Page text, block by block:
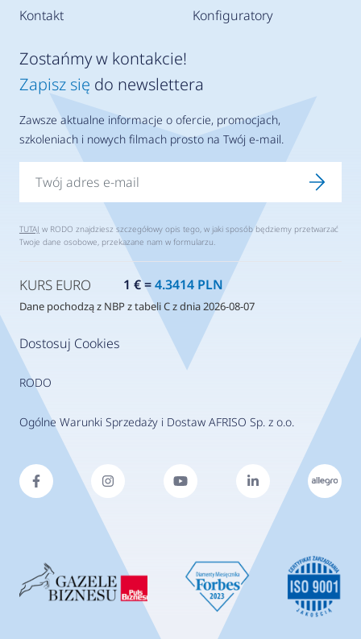
Kontakt Konfiguratory
Dostosuj Cookies
RODO
Ogólne Warunki Sprzedaży i Dostaw AFRISO Sp. z o.o.
Zostańmy w kontakcie!
Zapisz się do newslettera
Zawsze aktualne informacje o ofercie, promocjach,
szkoleniach i nowych filmach prosto na Twój e-mail.
TUTAJ w RODO znajdziesz szczegółowy opis tego, w jaki sposób będziemy przetwarzać
Twoje dane osobowe, przekazane nam w formularzu.
KURS EURO 1 € =4.3414 PLN
Dane pochodzą z NBP z tabeli C z dnia 2026-08-07